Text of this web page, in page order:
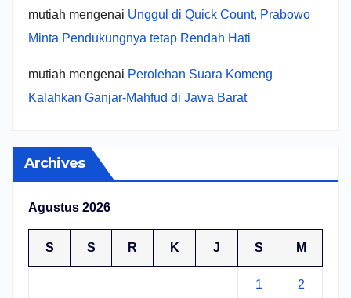
mutiah mengenai Unggul di Quick Count, Prabowo
Minta Pendukungnya tetap Rendah Hati
mutiah mengenai Perolehan Suara Komeng
Kalahkan Ganjar-Mahfud di Jawa Barat
Archives
Agustus 2026
S S R K J S M
1 2